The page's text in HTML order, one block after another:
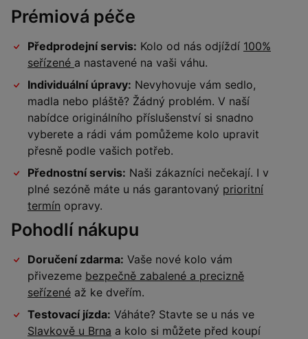
Prémiová péče
Předprodejní servis: Kolo od nás odjíždí 100%
seřízené a nastavené na vaši váhu.
Individuální úpravy: Nevyhovuje vám sedlo,
madla nebo pláště? Žádný problém. V naší
nabídce originálního příslušenství si snadno
vyberete a rádi vám pomůžeme kolo upravit
přesně podle vašich potřeb.
Přednostní servis: Naši zákazníci nečekají. I v
plné sezóně máte u nás garantovaný prioritní
termín opravy.
Pohodlí nákupu
Doručení zdarma: Vaše nové kolo vám
přivezeme bezpečně zabalené a precizně
seřízené až ke dveřím.
Testovací jízda: Váháte? Stavte se u nás ve
Slavkově u Brna a kolo si můžete před koupí